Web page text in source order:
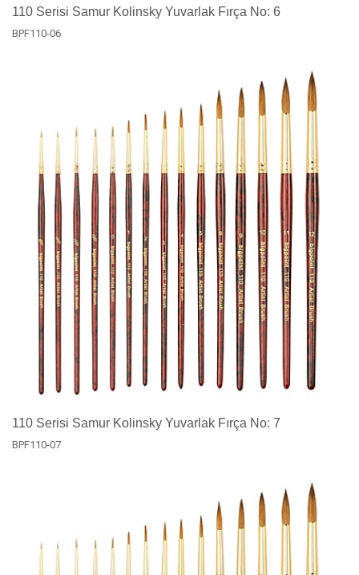
110 Serisi Samur Kolinsky Yuvarlak Fırça No: 6
BPF110-06
110 Serisi Samur Kolinsky Yuvarlak Fırça No: 7
BPF110-07